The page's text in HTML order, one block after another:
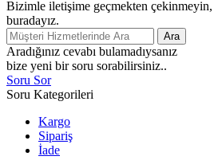
Bizimle iletişime geçmekten çekinmeyin,
buradayız.
Ara
Aradığınız cevabı bulamadıysanız
bize yeni bir soru sorabilirsiniz..
Soru Sor
Soru Kategorileri
Kargo
Sipariş
İade